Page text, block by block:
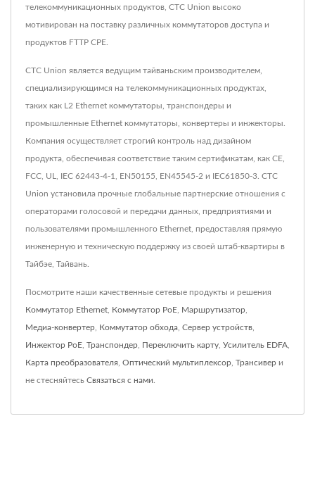
телекоммуникационных продуктов, CTC Union высоко
мотивирован на поставку различных коммутаторов доступа и
продуктов FTTP CPE.
CTC Union является ведущим тайваньским производителем,
специализирующимся на телекоммуникационных продуктах,
таких как L2 Ethernet коммутаторы, транспондеры и
промышленные Ethernet коммутаторы, конвертеры и инжекторы.
Компания осуществляет строгий контроль над дизайном
продукта, обеспечивая соответствие таким сертификатам, как CE,
FCC, UL, IEC 62443-4-1, EN50155, EN45545-2 и IEC61850-3. CTC
Union установила прочные глобальные партнерские отношения с
операторами голосовой и передачи данных, предприятиями и
пользователями промышленного Ethernet, предоставляя прямую
инженерную и техническую поддержку из своей штаб-квартиры в
Тайбэе, Тайвань.
Посмотрите наши качественные сетевые продукты и решения
Коммутатор Ethernet Коммутатор PoE Маршрутизатор
Медиа-конвертер Коммутатор обхода Сервер устройств
Инжектор PoE Транспондер Переключить карту Усилитель EDFA
Карта преобразователя Оптический мультиплексор Трансивер и
не стесняйтесь Связаться с нами